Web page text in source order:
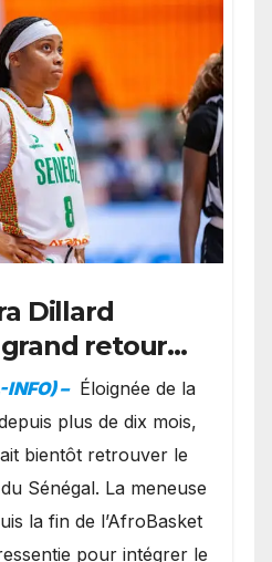
Dillard
retour
?– Éloignée de la
plus de dix mois,
bientôt retrouver le
Sénégal. La meneuse
la fin de l’AfroBasket
pour intégrer le